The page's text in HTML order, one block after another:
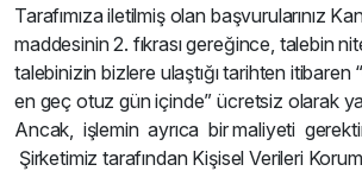
Tarafımıza iletilmiş olan başvurularınız
maddesinin 2. fıkrası gereğince, talebin
talebinizin bizlere ulaştığı tarihten itibaren
en geç otuz gün içinde” ücretsiz olarak
Ancak, işlemin ayrıca bir maliyeti
Şirketimiz tarafından Kişisel Verileri